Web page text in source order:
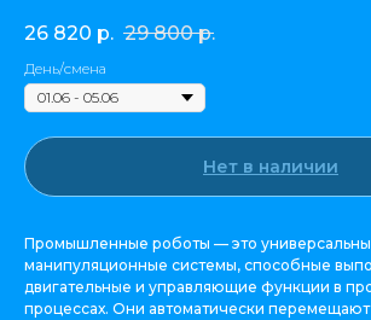
26 820 р. 29 800 р.
День/смена
Нет в наличии
Промышленные роботы — это
манипуляционные системы, способные
двигательные и управляющие функции в
процессах. Они автоматически